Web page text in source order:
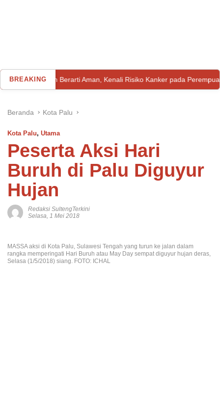
BREAKING
Berarti Aman, Kenali Risiko Kanker pada Perempuan
Beranda Kota Palu
Kota Palu, Utama
Peserta Aksi Hari
Buruh di Palu Diguyur
Hujan
Redaksi SultengTerkini
Selasa, 1 Mei 2018
MASSA aksi di Kota Palu, Sulawesi Tengah yang turun ke jalan dalam
rangka memperingati Hari Buruh atau May Day sempat diguyur hujan deras,
Selasa (1/5/2018) siang. FOTO: ICHAL